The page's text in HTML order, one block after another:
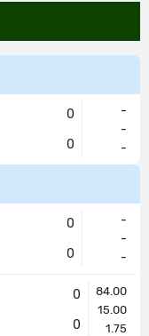
0
0
-
-
-
0
0
-
-
-
0
0
84.00
15.00
1.75